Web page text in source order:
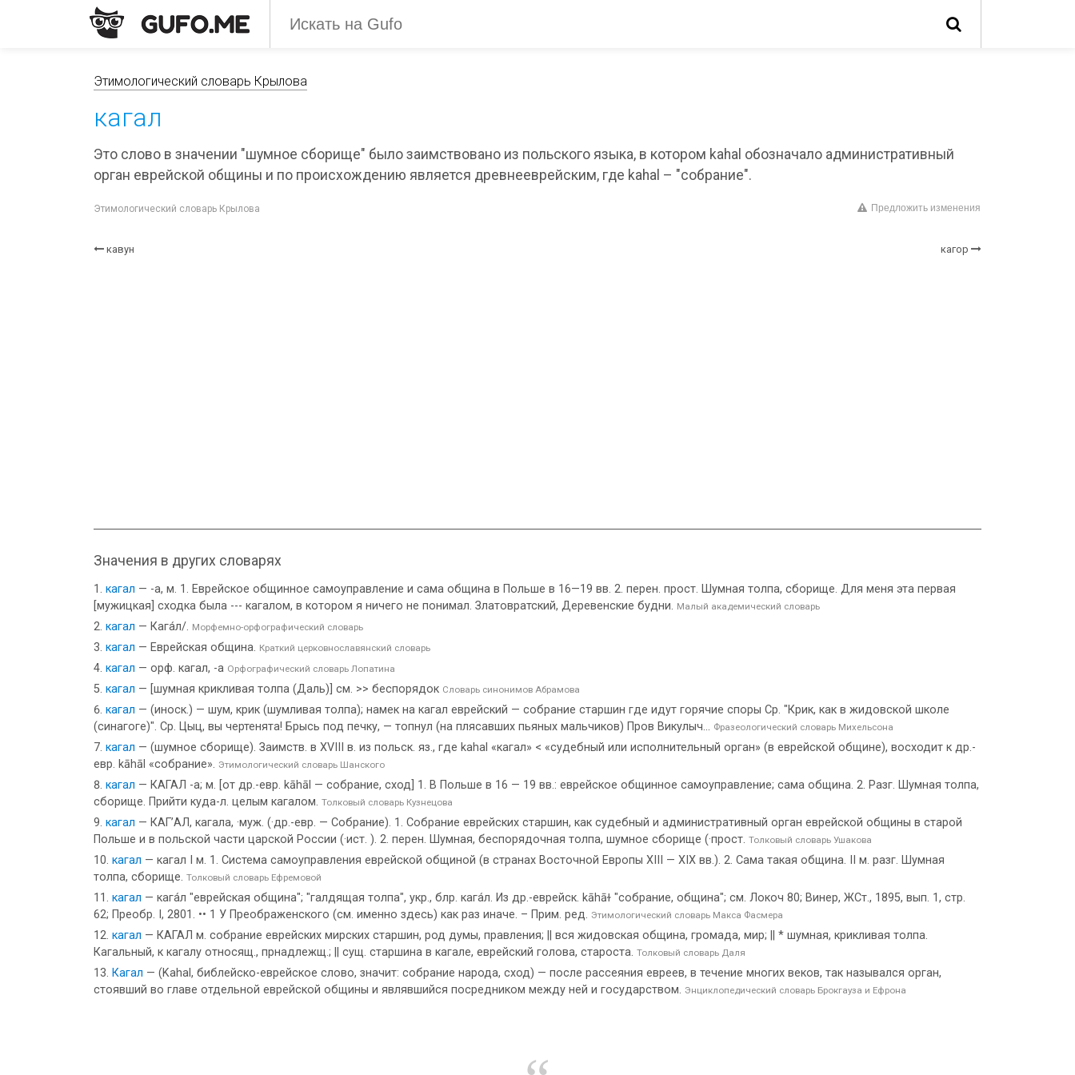
Этимологический словарь Крылова
кагал
Это слово в значении "шумное сборище" было заимствовано из польского языка, в котором kahal обозначало административный
орган еврейской общины и по происхождению является древнееврейским, где kahal – "собрание".
Этимологический словарь Крылова Предложить изменения
кавун кагор
Значения в других словарях
кагал — -а, м. 1. Еврейское общинное самоуправление и сама община в Польше в 16—19 вв. 2. перен. прост. Шумная толпа, сборище. Для меня эта первая
[мужицкая] сходка была --- кагалом, в котором я ничего не понимал. Златовратский, Деревенские будни. Малый академический словарь
кагал — Кага́л/. Морфемно-орфографический словарь
кагал — Еврейская община. Краткий церковнославянский словарь
кагал — орф. кагал, -а Орфографический словарь Лопатина
кагал — [шумная крикливая толпа (Даль)] см. >> беспорядок Словарь синонимов Абрамова
кагал — (иноск.) — шум, крик (шумливая толпа); намек на кагал еврейский — собрание старшин где идут горячие споры Ср. "Крик, как в жидовской школе
(синагоге)". Ср. Цыц, вы чертенята! Брысь под печку, — топнул (на плясавших пьяных мальчиков) Пров Викулыч... Фразеологический словарь Михельсона
кагал — (шумное сборище). Заимств. в XVIII в. из польск. яз., где kahal «кагал» < «судебный или исполнительный орган» (в еврейской общине), восходит к др.-
евр. kāhāl «собрание». Этимологический словарь Шанского
кагал — КАГАЛ -а; м. [от др.-евр. kāhāl — собрание, сход] 1. В Польше в 16 — 19 вв.: еврейское общинное самоуправление; сама община. 2. Разг. Шумная толпа,
сборище. Прийти куда-л. целым кагалом. Толковый словарь Кузнецова
кагал — КАГ’АЛ, кагала, ·муж. (·др.-евр. — Собрание). 1. Собрание еврейских старшин, как судебный и административный орган еврейской общины в старой
Польше и в польской части царской России (·ист. ). 2. перен. Шумная, беспорядочная толпа, шумное сборище (·прост. Толковый словарь Ушакова
кагал — кагал I м. 1. Система самоуправления еврейской общиной (в странах Восточной Европы XIII — XIX вв.). 2. Сама такая община. II м. разг. Шумная
толпа, сборище. Толковый словарь Ефремовой
кагал — кага́л "еврейская община"; "галдящая толпа", укр., блр. кага́л. Из др.-еврейск. kāhāɫ "собрание, община"; см. Локоч 80; Винер, ЖСт., 1895, вып. 1, стр.
62; Преобр. I, 2801. •• 1 У Преображенского (см. именно здесь) как раз иначе. – Прим. ред. Этимологический словарь Макса Фасмера
кагал — КАГАЛ м. собрание еврейских мирских старшин, род думы, правления; || вся жидовская община, громада, мир; || * шумная, крикливая толпа.
Кагальный, к кагалу относящ., прнадлежщ.; || сущ. старшина в кагале, еврейский голова, староста. Толковый словарь Даля
Кагал — (Kahal, библейско-еврейское слово, значит: собрание народа, сход) — после рассеяния евреев, в течение многих веков, так назывался орган,
стоявший во главе отдельной еврейской общины и являвшийся посредником между ней и государством. Энциклопедический словарь Брокгауза и Ефрона